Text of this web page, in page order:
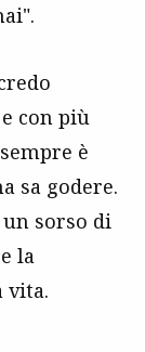
con più
è
sa godere.
sorso di
la
vita.